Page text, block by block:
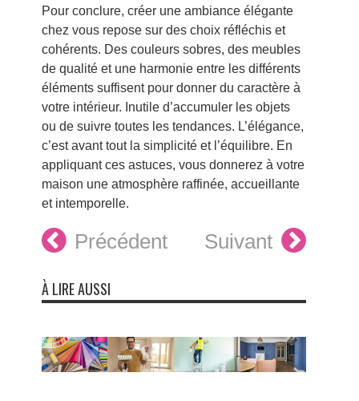
Pour conclure, créer une ambiance élégante
chez vous repose sur des choix réfléchis et
cohérents. Des couleurs sobres, des meubles
de qualité et une harmonie entre les différents
éléments suffisent pour donner du caractère à
votre intérieur. Inutile d’accumuler les objets
ou de suivre toutes les tendances. L’élégance,
c’est avant tout la simplicité et l’équilibre. En
appliquant ces astuces, vous donnerez à votre
maison une atmosphère raffinée, accueillante
et intemporelle.
Précédent Suivant
À LIRE AUSSI